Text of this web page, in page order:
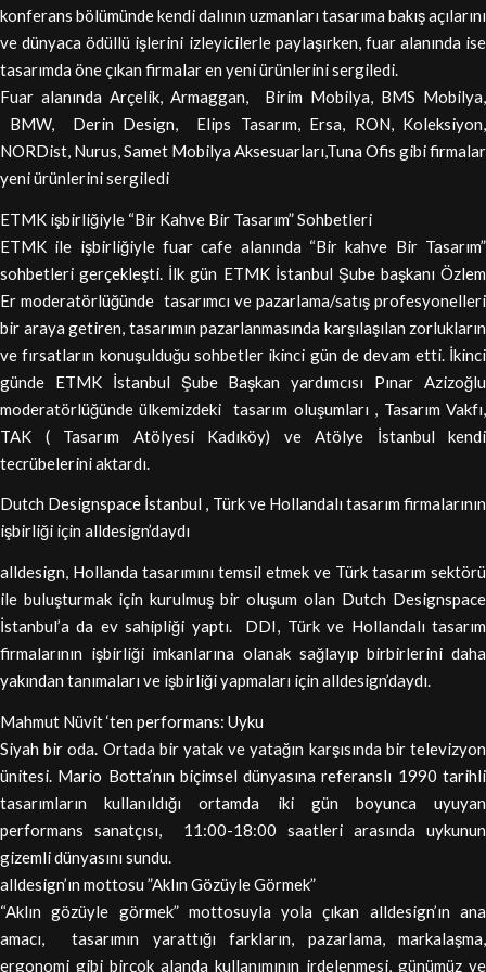
konferans bölümünde kendi dalının uzmanları tasarıma bakış açılarını
ve dünyaca ödüllü işlerini izleyicilerle paylaşırken, fuar alanında ise
tasarımda öne çıkan firmalar en yeni ürünlerini sergiledi.
Fuar alanında Arçelik, Armaggan, Birim Mobilya, BMS Mobilya,
BMW, Derin Design, Elips Tasarım, Ersa, RON, Koleksiyon,
NORDist, Nurus, Samet Mobilya Aksesuarları,Tuna Ofis gibi firmalar
yeni ürünlerini sergiledi
ETMK işbirliğiyle “Bir Kahve Bir Tasarım” Sohbetleri
ETMK ile işbirliğiyle fuar cafe alanında “Bir kahve Bir Tasarım”
sohbetleri gerçekleşti. İlk gün ETMK İstanbul Şube başkanı Özlem
Er moderatörlüğünde tasarımcı ve pazarlama/satış profesyonelleri
bir araya getiren, tasarımın pazarlanmasında karşılaşılan zorlukların
ve fırsatların konuşulduğu sohbetler ikinci gün de devam etti. İkinci
günde ETMK İstanbul Şube Başkan yardımcısı Pınar Azizoğlu
moderatörlüğünde ülkemizdeki tasarım oluşumları , Tasarım Vakfı,
TAK ( Tasarım Atölyesi Kadıköy) ve Atölye İstanbul kendi
tecrübelerini aktardı.
Dutch Designspace İstanbul , Türk ve Hollandalı tasarım firmalarının
işbirliği için alldesign’daydı
alldesign, Hollanda tasarımını temsil etmek ve Türk tasarım sektörü
ile buluşturmak için kurulmuş bir oluşum olan Dutch Designspace
İstanbul’a da ev sahipliği yaptı. DDI, Türk ve Hollandalı tasarım
firmalarının işbirliği imkanlarına olanak sağlayıp birbirlerini daha
yakından tanımaları ve işbirliği yapmaları için alldesign’daydı.
Mahmut Nüvit ‘ten performans: Uyku
Siyah bir oda. Ortada bir yatak ve yatağın karşısında bir televizyon
ünitesi. Mario Botta’nın biçimsel dünyasına referanslı 1990 tarihli
tasarımların kullanıldığı ortamda iki gün boyunca uyuyan
performans sanatçısı, 11:00-18:00 saatleri arasında uykunun
gizemli dünyasını sundu.
alldesign’ın mottosu ”Aklın Gözüyle Görmek”
“Aklın gözüyle görmek” mottosuyla yola çıkan alldesign’ın ana
amacı, tasarımın yarattığı farkların, pazarlama, markalaşma,
ergonomi gibi birçok alanda kullanımının irdelenmesi, günümüz ve